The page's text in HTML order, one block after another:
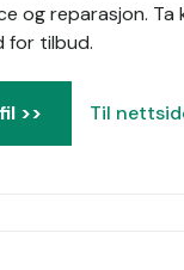
og reparasjon.
for tilbud.
>> Til